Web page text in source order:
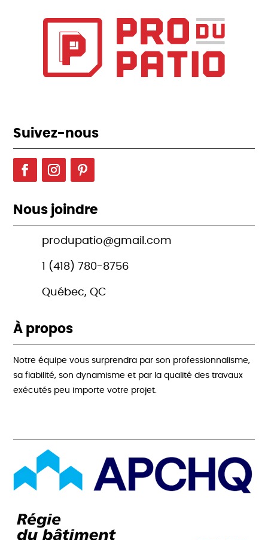
Suivez-nous
Nous joindre
produpatio@gmail.com
1 (418) 780-8756
Québec, QC
À propos
Notre équipe vous surprendra par son professionnalisme,
sa fiabilité, son dynamisme et par la qualité des travaux
exécutés peu importe votre projet.